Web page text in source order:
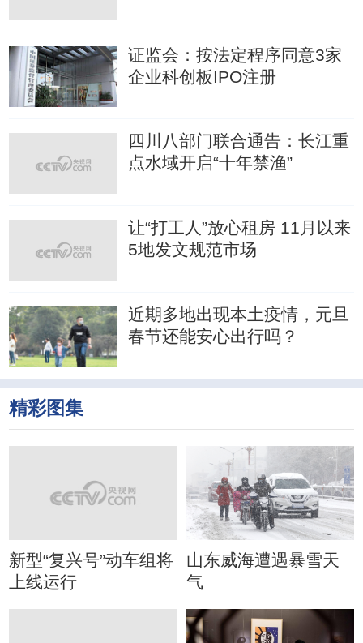
证监会：按法定程序同意3家
企业科创板IPO注册
四川八部门联合通告：长江重
点水域开启“十年禁渔”
让“打工人”放心租房 11月以来
5地发文规范市场
近期多地出现本土疫情，元旦
春节还能安心出行吗？
精彩图集
新型“复兴号”动车组将
上线运行
山东威海遭遇暴雪天
气